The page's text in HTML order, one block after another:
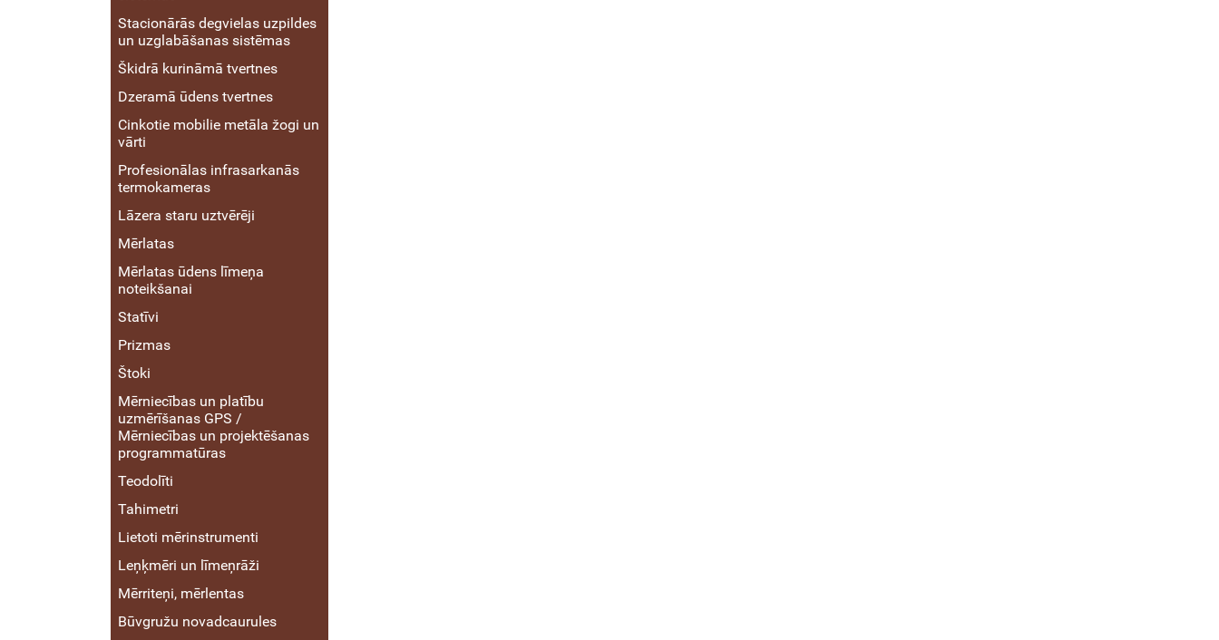
Stacionārās degvielas uzpildes
un uzglabāšanas sistēmas
Škidrā kurināmā tvertnes
Dzeramā ūdens tvertnes
Cinkotie mobilie metāla žogi un
vārti
Profesionālas infrasarkanās
termokameras
Lāzera staru uztvērēji
Mērlatas
Mērlatas ūdens līmeņa
noteikšanai
Statīvi
Prizmas
Štoki
Mērniecības un platību
uzmērīšanas GPS /
Mērniecības un projektēšanas
programmatūras
Teodolīti
Tahimetri
Lietoti mērinstrumenti
Leņķmēri un līmeņrāži
Mērriteņi, mērlentas
Būvgružu novadcaurules